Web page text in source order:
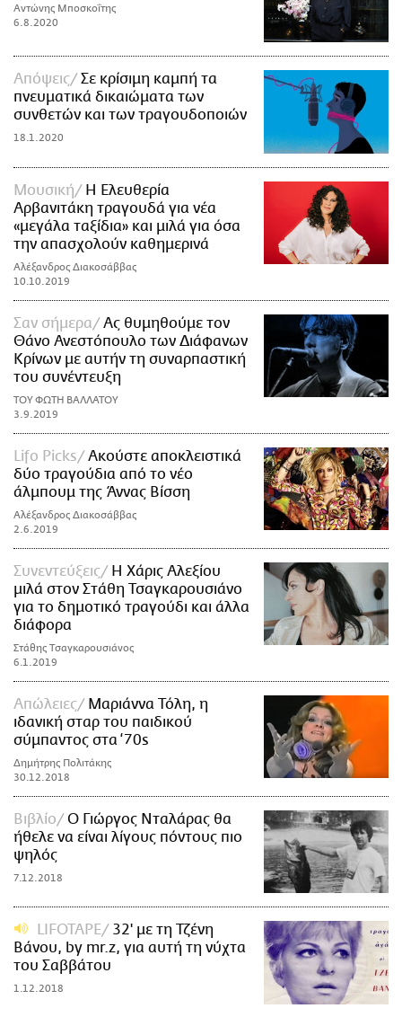
Αντώνης Μποσκοΐτης
6.8.2020
Απόψεις
Σε κρίσιμη καμπή τα
πνευματικά δικαιώματα των
συνθετών και των τραγουδοποιών
18.1.2020
Μουσική
Η Ελευθερία
Αρβανιτάκη τραγουδά για νέα
«μεγάλα ταξίδια» και μιλά για όσα
την απασχολούν καθημερινά
Αλέξανδρος Διακοσάββας
10.10.2019
Σαν σήμερα
Ας θυμηθούμε τον
Θάνο Ανεστόπουλο των Διάφανων
Κρίνων με αυτήν τη συναρπαστική
του συνέντευξη
ΤΟΥ ΦΩΤΗ ΒΑΛΛΑΤΟΥ
3.9.2019
Lifo Picks
Ακούστε αποκλειστικά
δύο τραγούδια από το νέο
άλμπουμ της Άννας Βίσση
Αλέξανδρος Διακοσάββας
2.6.2019
Συνεντεύξεις
H Xάρις Αλεξίου
μιλά στον Στάθη Τσαγκαρουσιάνο
για το δημοτικό τραγούδι και άλλα
διάφορα
Στάθης Τσαγκαρουσιάνος
6.1.2019
Απώλειες
Μαριάννα Τόλη, η
ιδανική σταρ του παιδικού
σύμπαντος στα ‘70s
Δημήτρης Πολιτάκης
30.12.2018
Βιβλίο
Ο Γιώργος Νταλάρας θα
ήθελε να είναι λίγους πόντους πιο
ψηλός
7.12.2018
LIFOTAPE
32' με τη Τζένη
Βάνου, by mr.z, για αυτή τη νύχτα
του Σαββάτου
1.12.2018